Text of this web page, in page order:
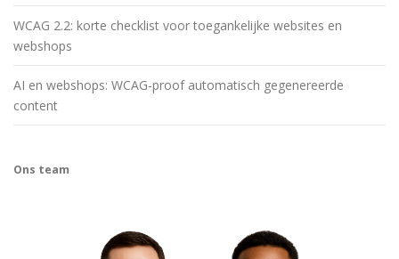
WCAG 2.2: korte checklist voor toegankelijke websites en
webshops
AI en webshops: WCAG-proof automatisch gegenereerde
content
Ons team